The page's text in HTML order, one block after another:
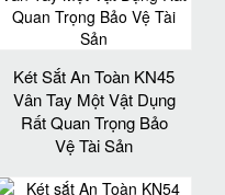
Két Sắt An Toàn KN45
Vân Tay Một Vật Dụng
Rất Quan Trọng Bảo
Vệ Tài Sản